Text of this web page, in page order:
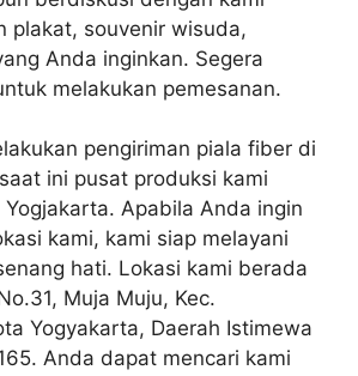
plakat, souvenir wisuda,
Anda inginkan. Segera
melakukan pemesanan.
pengiriman piala fiber di
ini pusat produksi kami
Apabila Anda ingin
kami, kami siap melayani
hati. Lokasi kami berada
Muja Muju, Kec.
Yogyakarta, Daerah Istimewa
Anda dapat mencari kami